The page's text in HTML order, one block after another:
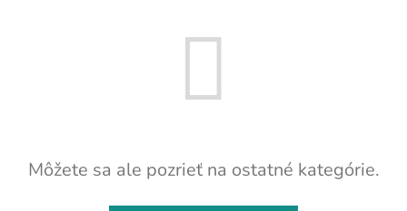
Môžete sa ale pozrieť na ostatné kategórie.